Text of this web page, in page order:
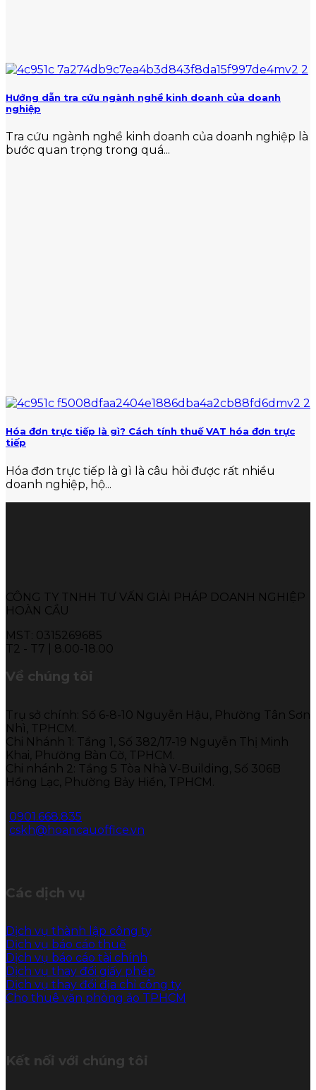
Hướng dẫn tra cứu ngành nghề kinh doanh của doanh
nghiệp
Tra cứu ngành nghề kinh doanh của doanh nghiệp là
bước quan trọng trong quá...
Hóa đơn trực tiếp là gì? Cách tính thuế VAT hóa đơn trực
tiếp
Hóa đơn trực tiếp là gì là câu hỏi được rất nhiều
doanh nghiệp, hộ...
CÔNG TY TNHH TƯ VẤN GIẢI PHÁP DOANH NGHIỆP
HOÀN CẦU
MST: 0315269685
T2 - T7 | 8.00-18.00
Về chúng tôi
Trụ sở chính: Số 6-8-10 Nguyễn Hậu, Phường Tân Sơn
Nhì, TPHCM.
Chi Nhánh 1: Tầng 1, Số 382/17-19 Nguyễn Thị Minh
Khai, Phường Bàn Cờ, TPHCM.
Chi nhánh 2: Tầng 5 Tòa Nhà V-Building, Số 306B
Hồng Lạc, Phường Bảy Hiền, TPHCM.
0901.668.835
cskh@hoancauoffice.vn
Các dịch vụ
Dịch vụ thành lập công ty
Dịch vụ báo cáo thuế
Dịch vụ báo cáo tài chính
Dịch vụ thay đổi giấy phép
Dịch vụ thay đổi địa chỉ công ty
Cho thuê văn phòng ảo TPHCM
Kết nối với chúng tôi